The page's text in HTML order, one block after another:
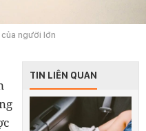
người lớn
TIN LIÊN QUAN